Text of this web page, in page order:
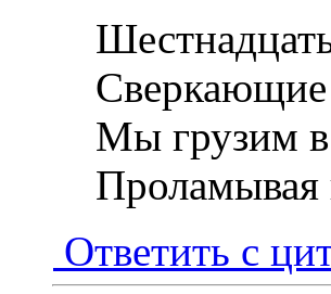
Сверкающие
Мы грузим в
Проламывая
Ответить с